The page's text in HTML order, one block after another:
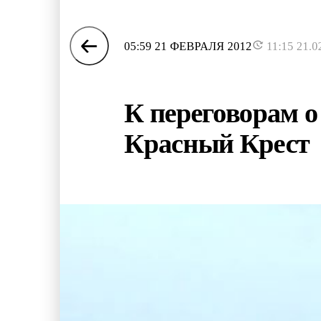
05:59 21 ФЕВРАЛЯ 2012 11:15
К переговорам
Красный Крест